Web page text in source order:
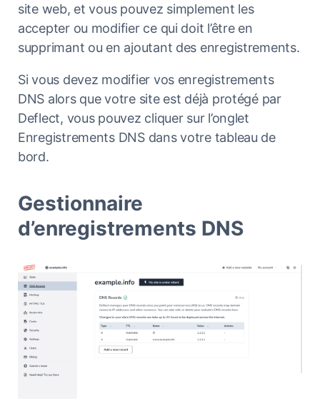
site web, et vous pouvez simplement les
accepter ou modifier ce qui doit l’être en
supprimant ou en ajoutant des enregistrements.
Si vous devez modifier vos enregistrements
DNS alors que votre site est déjà protégé par
Deflect, vous pouvez cliquer sur l’onglet
Enregistrements DNS dans votre tableau de
bord.
Gestionnaire
d’enregistrements DNS